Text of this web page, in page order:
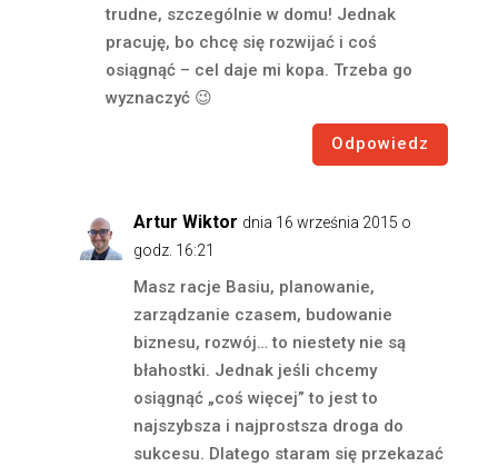
trudne, szczególnie w domu! Jednak
pracuję, bo chcę się rozwijać i coś
osiągnąć – cel daje mi kopa. Trzeba go
wyznaczyć 😉
Odpowiedz
Artur Wiktor dnia 16 września 2015 o
godz. 16:21
Masz racje Basiu, planowanie,
zarządzanie czasem, budowanie
biznesu, rozwój… to niestety nie są
błahostki. Jednak jeśli chcemy
osiągnąć „coś więcej” to jest to
najszybsza i najprostsza droga do
sukcesu. Dlatego staram się przekazać